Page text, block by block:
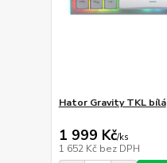
Hator Gravity TKL bílá
1 999 Kč/ks
1 652 Kč bez DPH